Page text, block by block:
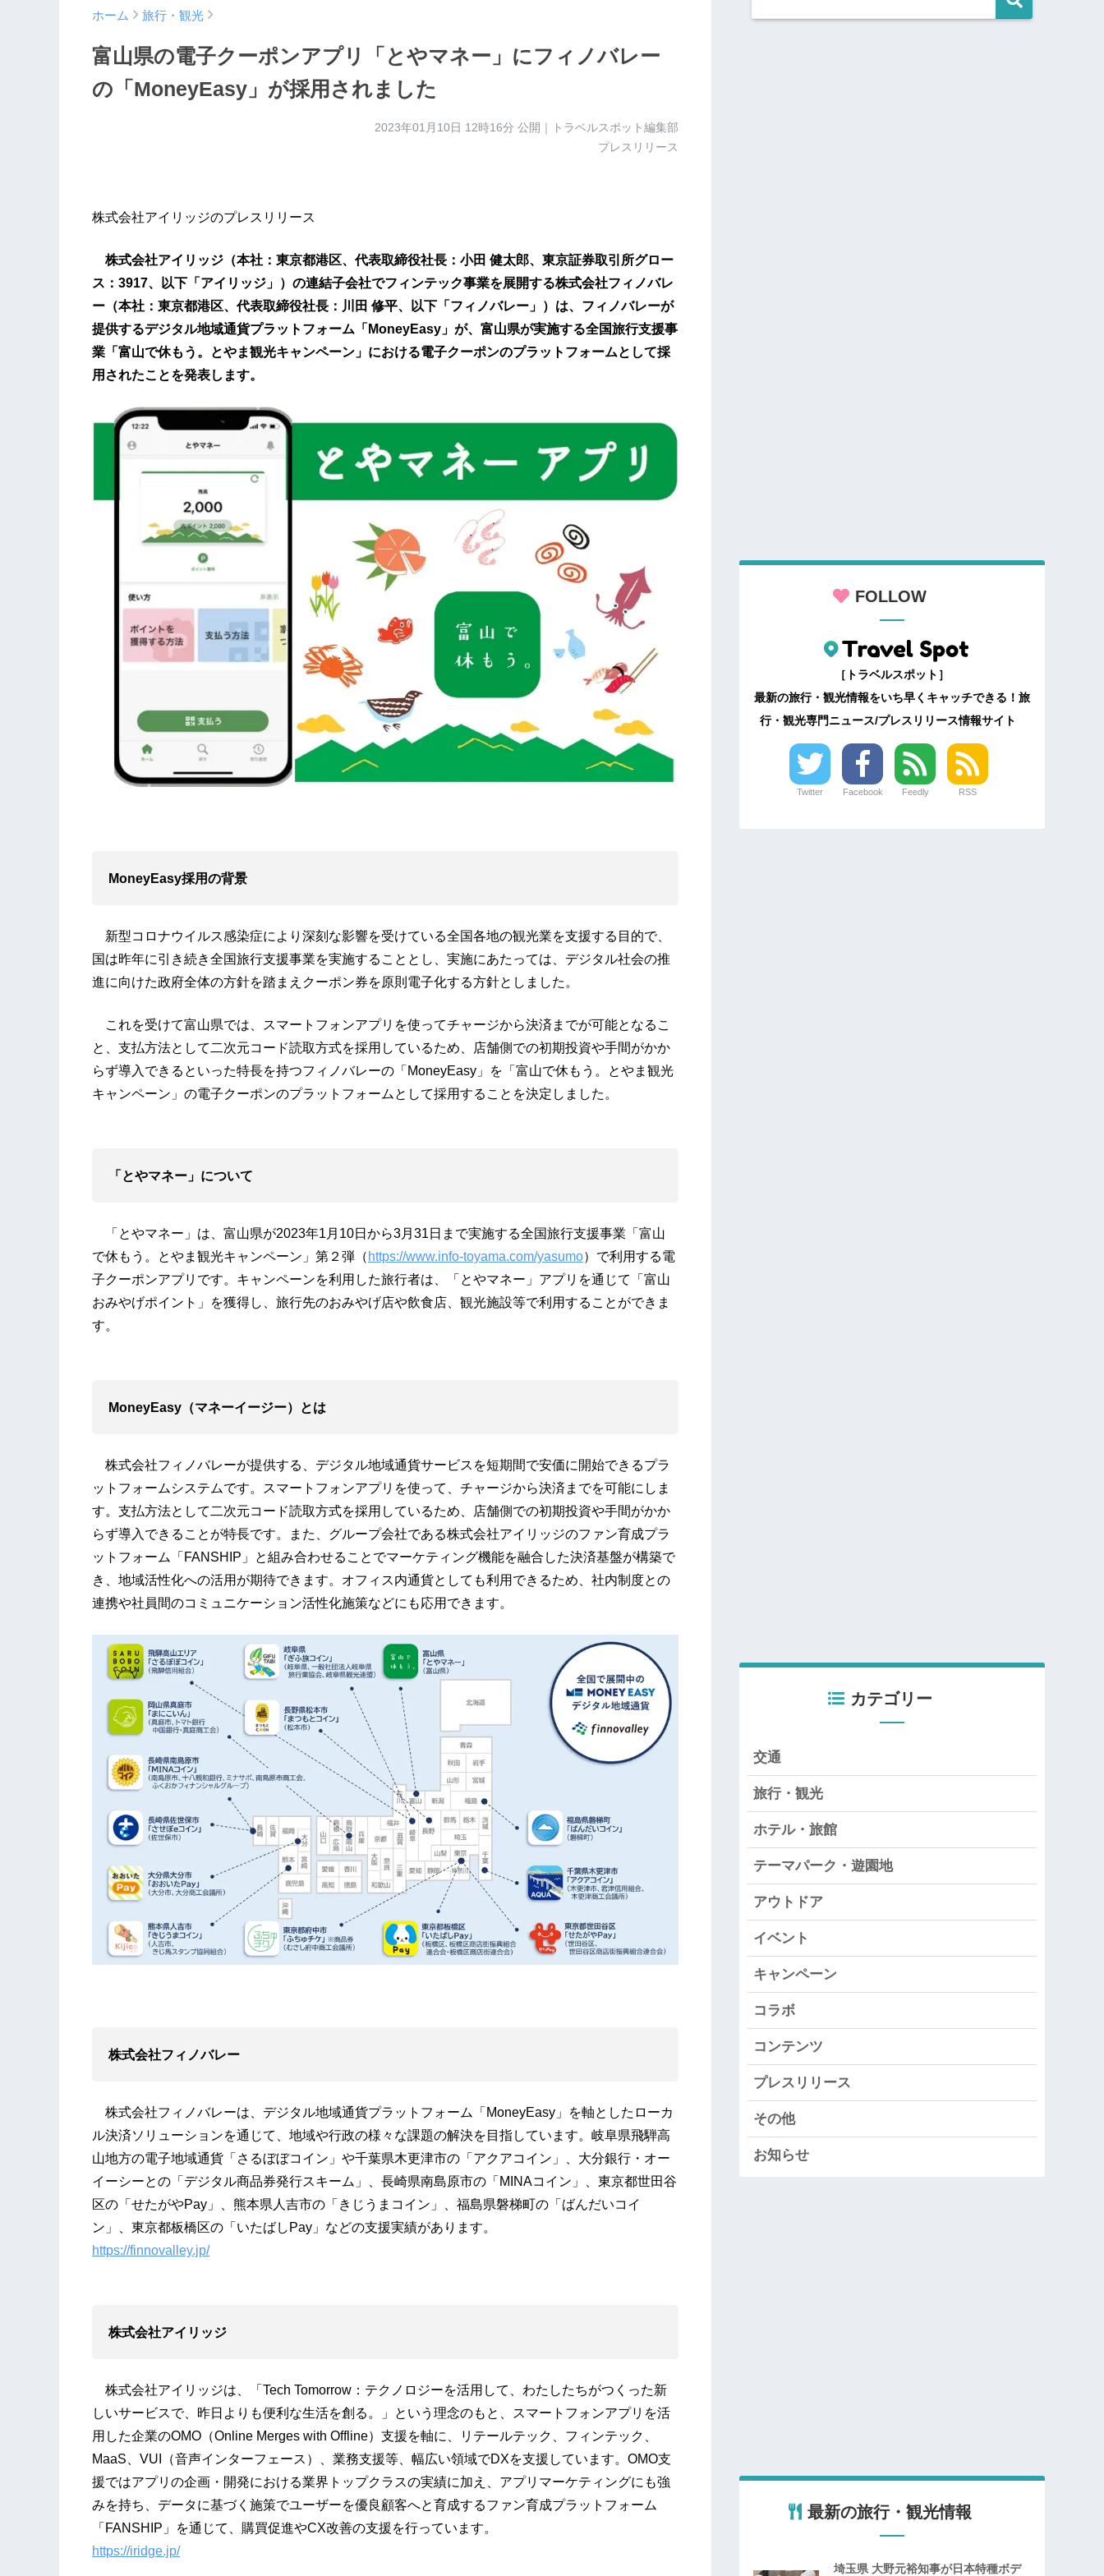
ホーム 旅行・観光
富山県の電子クーポンアプリ「とやマネー」にフィノバレー
の「MoneyEasy」が採用されました
2023年01月10日 12時16分 公開｜トラベルスポット編集部
プレスリリース
株式会社アイリッジのプレスリリース
株式会社アイリッジ（本社：東京都港区、代表取締役社長：小田 健太郎、東京証券取引所グロー
ス：3917、以下「アイリッジ」）の連結子会社でフィンテック事業を展開する株式会社フィノバレ
ー（本社：東京都港区、代表取締役社長：川田 修平、以下「フィノバレー」）は、フィノバレーが
提供するデジタル地域通貨プラットフォーム「MoneyEasy」が、富山県が実施する全国旅行支援事
業「富山で休もう。とやま観光キャンペーン」における電子クーポンのプラットフォームとして採
用されたことを発表します。
MoneyEasy採用の背景
新型コロナウイルス感染症により深刻な影響を受けている全国各地の観光業を支援する目的で、
国は昨年に引き続き全国旅行支援事業を実施することとし、実施にあたっては、デジタル社会の推
進に向けた政府全体の方針を踏まえクーポン券を原則電子化する方針としました。
これを受けて富山県では、スマートフォンアプリを使ってチャージから決済までが可能となるこ
と、支払方法として二次元コード読取方式を採用しているため、店舗側での初期投資や手間がかか
らず導入できるといった特長を持つフィノバレーの「MoneyEasy」を「富山で休もう。とやま観光
キャンペーン」の電子クーポンのプラットフォームとして採用することを決定しました。
「 とやマネー 」 について
「とやマネー」は、富山県が2023年1月10日から3月31日まで実施する全国旅行支援事業「富山
で休もう。とやま観光キャンペーン」第２弾（ https://www.info-toyama.com/yasumo）で利用する電
子クーポンアプリです。キャンペーンを利用した旅行者は、「とやマネー」アプリを通じて「富山
おみやげポイント」を獲得し、旅行先のおみやげ店や飲食店、観光施設等で利用することができま
す。
MoneyEasy （マネーイージー）とは
株式会社フィノバレーが提供する、デジタル地域通貨サービスを短期間で安価に開始できるプラ
ットフォームシステムです。スマートフォンアプリを使って、チャージから決済までを可能にしま
す。支払方法として二次元コード読取方式を採用しているため、店舗側での初期投資や手間がかか
らず導入できることが特長です。また、グループ会社である株式会社アイリッジのファン育成プラ
ットフォーム「FANSHIP」と組み合わせることでマーケティング機能を融合した決済基盤が構築で
き、地域活性化への活用が期待できます。オフィス内通貨としても利用できるため、社内制度との
連携や社員間のコミュニケーション活性化施策などにも応用できます。
株式会社フィノバレー
株式会社フィノバレーは、デジタル地域通貨プラットフォーム「MoneyEasy」を軸としたローカ
ル決済ソリューションを通じて、地域や行政の様々な課題の解決を目指しています。岐阜県飛騨高
山地方の電子地域通貨「さるぼぼコイン」や千葉県木更津市の「アクアコイン」、大分銀行・オー
イーシーとの「デジタル商品券発行スキーム」、長崎県南島原市の「MINAコイン」、東京都世田谷
区の「せたがやPay」、熊本県人吉市の「きじうまコイン」、福島県磐梯町の「ばんだいコイ
ン」、東京都板橋区の「いたばしPay」などの支援実績があります。
https://finnovalley.jp/
株式会社アイリッジ
株式会社アイリッジは、「Tech Tomorrow：テクノロジーを活用して、わたしたちがつくった新
しいサービスで、昨日よりも便利な生活を創る。」という理念のもと、スマートフォンアプリを活
用した企業のOMO（Online Merges with Offline）支援を軸に、リテールテック、フィンテック、
MaaS、VUI（音声インターフェース）、業務支援等、幅広い領域でDXを支援しています。OMO支
援ではアプリの企画・開発における業界トップクラスの実績に加え、アプリマーケティングにも強
みを持ち、データに基づく施策でユーザーを優良顧客へと育成するファン育成プラットフォーム
「FANSHIP」を通じて、購買促進やCX改善の支援を行っています。
https://iridge.jp/
FOLLOW
［トラベルスポット］
最新の旅行・観光情報をいち早くキャッチできる！旅
行・観光専門ニュース/プレスリリース情報サイト
Twitter Facebook Feedly RSS
カテゴリー
交通
旅行・観光
ホテル・旅館
テーマパーク・遊園地
アウトドア
イベント
キャンペーン
コラボ
コンテンツ
プレスリリース
その他
お知らせ
最新の旅行・観光情報
埼玉県 大野元裕知事が日本特種ボデ